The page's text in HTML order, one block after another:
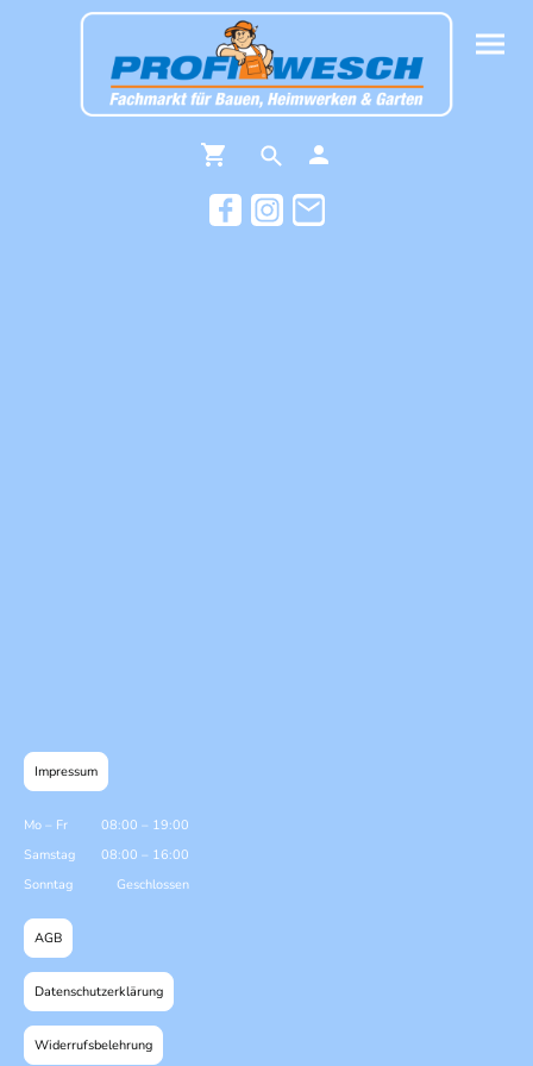
Impressum
Mo – Fr 08:00 – 19:00
Samstag
08:00 – 16:00
Sonntag
Geschlossen
AGB
Datenschutzerklärung
Widerrufsbelehrung